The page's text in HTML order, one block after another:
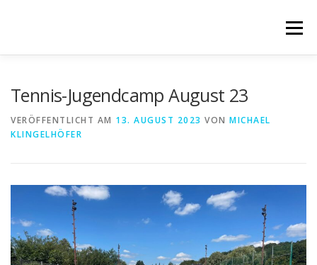
Menü
Tennis-Jugendcamp August 23
VERÖFFENTLICHT AM 13. AUGUST 2023 VON MICHAEL
KLINGELHÖFER